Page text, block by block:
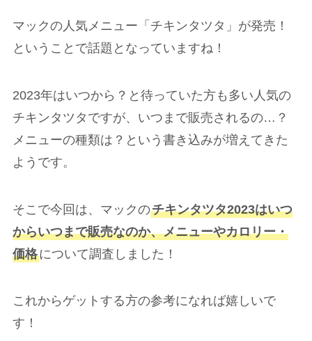
マックの人気メニュー「チキンタツタ」が発売！
ということで話題となっていますね！
2023年はいつから？と待っていた方も多い人気の
チキンタツタですが、いつまで販売されるの…？
メニューの種類は？という書き込みが増えてきた
ようです。
そこで今回は、マックのチキンタツタ2023はいつ
からいつまで販売なのか、メニューやカロリー・
価格について調査しました！
これからゲットする方の参考になれば嬉しいで
す！